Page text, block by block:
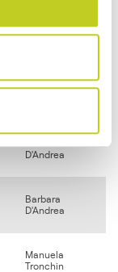
Marta Bellesso
D'Andrea
Barbara
D'Andrea
Manuela
Tronchin